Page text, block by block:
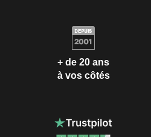
+ de 20 ans
à vos côtés